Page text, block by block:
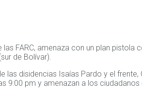
FARC, amenaza con un plan
de Bolívar).
las disidencias Isaías Pardo y el
9:00 pm y amenazan a los